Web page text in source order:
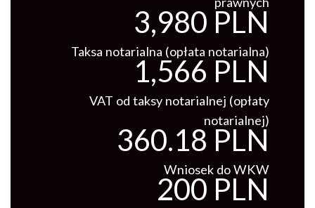
3,980 PLN
Taksa notarialna (opłata notarialna)
1,566 PLN
VAT od taksy notarialnej (opłaty
notarialnej)
360.18 PLN
Wniosek do WKW
200 PLN